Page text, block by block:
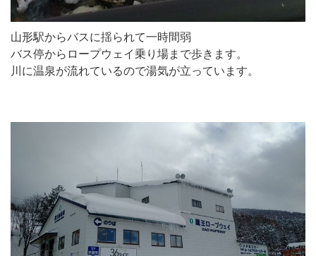
山形駅からバスに揺られて一時間弱
バス停からロープウェイ乗り場まで歩きます。
川に温泉が流れているので湯気が立っています。